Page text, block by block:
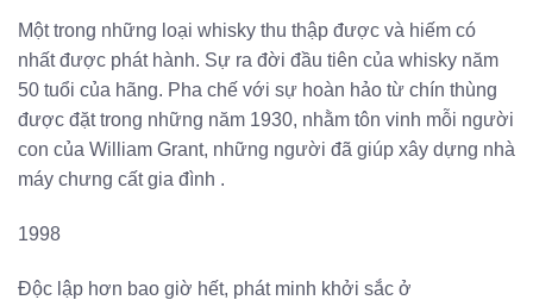
Một trong những loại whisky thu thập được và hiếm có
nhất được phát hành. Sự ra đời đầu tiên của whisky năm
50 tuổi của hãng. Pha chế với sự hoàn hảo từ chín thùng
được đặt trong những năm 1930, nhằm tôn vinh mỗi người
con của William Grant, những người đã giúp xây dựng nhà
máy chưng cất gia đình .
1998
Độc lập hơn bao giờ hết, phát minh khởi sắc ở